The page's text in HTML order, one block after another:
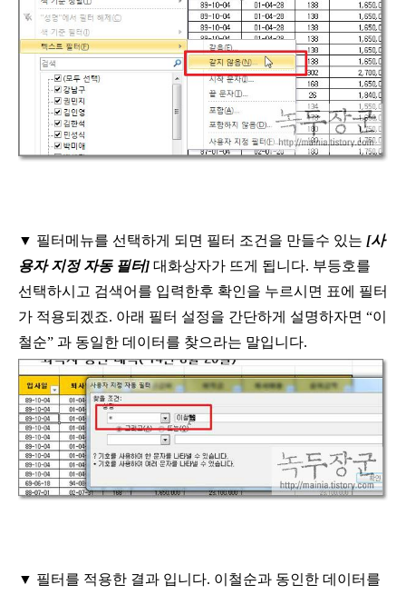
▼ 필터메뉴를 선택하게 되면 필터 조건을 만들수 있는 [사
용자 지정 자동 필터] 대화상자가 뜨게 됩니다. 부등호를
선택하시고 검색어를 입력한후 확인을 누르시면 표에 필터
가 적용되겠죠. 아래 필터 설정을 간단하게 설명하자면 “이
철순” 과 동일한 데이터를 찾으라는 말입니다.
▼ 필터를 적용한 결과 입니다. 이철순과 동인한 데이터를